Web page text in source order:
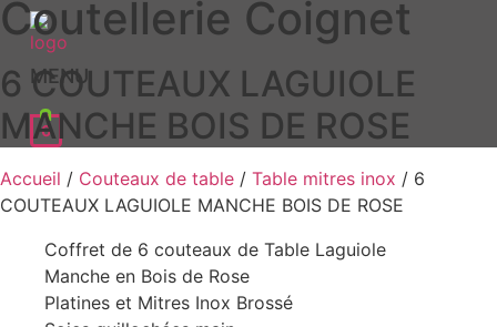
MENU
0
Coutellerie Coignet
6 COUTEAUX LAGUIOLE
MANCHE BOIS DE ROSE
Accueil / Couteaux de table / Table mitres inox / 6
COUTEAUX LAGUIOLE MANCHE BOIS DE ROSE
Coffret de 6 couteaux de Table Laguiole
Manche en Bois de Rose
Platines et Mitres Inox Brossé